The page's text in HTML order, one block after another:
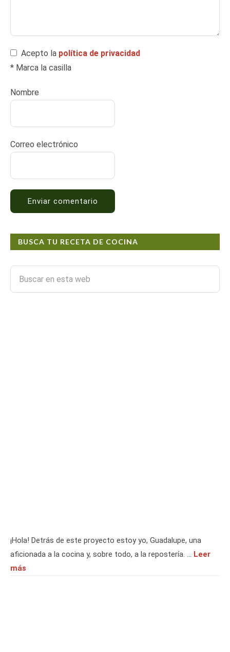
Acepto la política de privacidad
* Marca la casilla
Nombre
Correo electrónico
BUSCA TU RECETA DE COCINA
¡Hola! Detrás de este proyecto estoy yo, Guadalupe, una
aficionada a la cocina y, sobre todo, a la repostería. … Leer
más